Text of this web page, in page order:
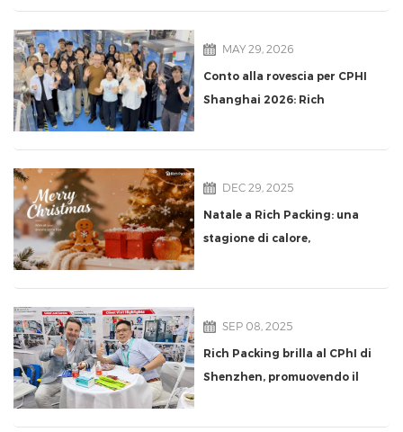
confezionamento ad alta
N1C10MAY 29, 2026
Conto alla rovescia per CPHI
Shanghai 2026: Rich
dimostrazioni dal vivo di
farmaceutico allo stand
N1C10
DEC 29, 2025
Natale a Rich Packing: una
stagione di calore,
SEP 08, 2025
Rich Packing brilla al CPhI di
Shenzhen, promuovendo il